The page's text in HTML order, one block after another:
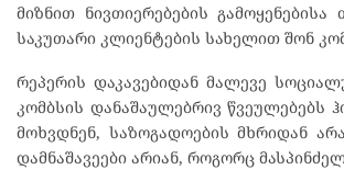
მიზნით ნივთიერებების
საკუთარი კლიენტების სახელით შონ
რეპერის დაკავებიდან მალევე
კომბსის დანაშაულებრივ წვეულებებს
მოხვდნენ, საზოგადოების მხრიდან
დამნაშავეები არიან, როგორც